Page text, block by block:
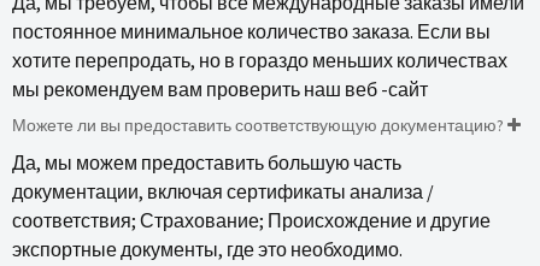
постоянное минимальное количество заказа. Если вы
хотите перепродать, но в гораздо меньших количествах
мы рекомендуем вам проверить наш веб -сайт
Можете ли вы предоставить соответствующую документацию?
Да, мы можем предоставить большую часть
документации, включая сертификаты анализа /
соответствия; Страхование; Происхождение и другие
экспортные документы, где это необходимо.